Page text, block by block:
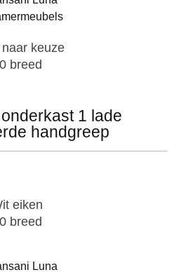
keuze
breed
1 lade
handgreep
eiken
breed